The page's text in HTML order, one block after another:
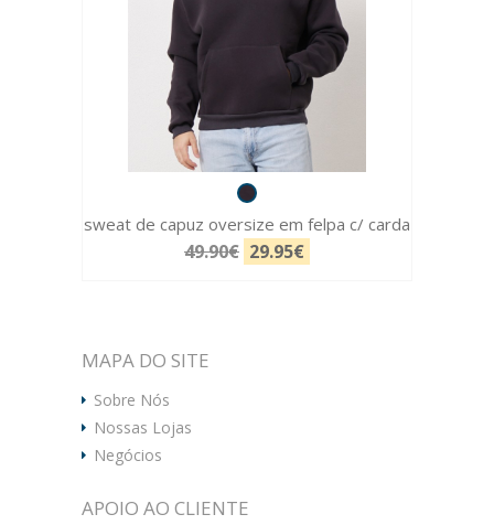
sweat de capuz oversize em felpa c/ carda
49.90€ 29.95€
MAPA DO SITE
Sobre Nós
Nossas Lojas
Negócios
APOIO AO CLIENTE